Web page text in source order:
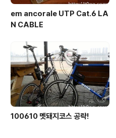
em ancorale UTP Cat.6 LA
N CABLE
100610 멧돼지코스 공략!